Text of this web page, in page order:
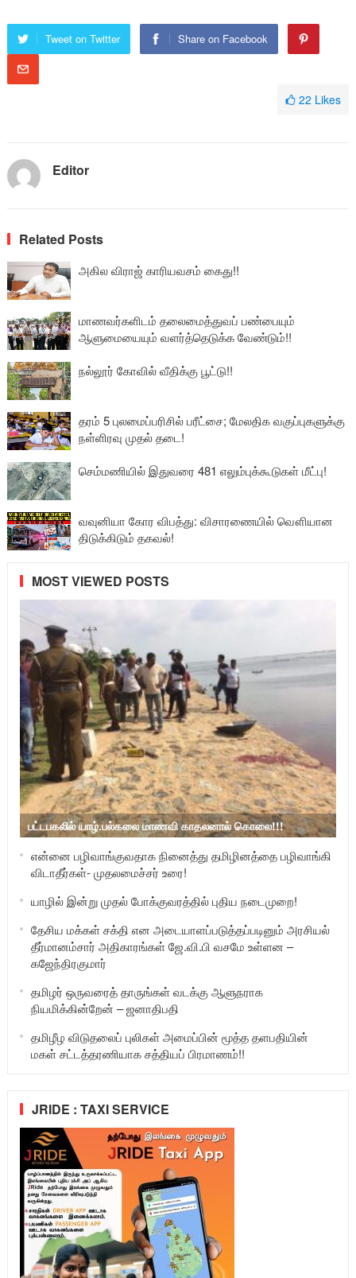
Tweet on Twitter Share on Facebook
22 Likes
Editor
Related Posts
அகில விராஜ் காரியவசம் கைது!!
மாணவர்களிடம் தலைமைத்துவப் பண்பையும்
ஆளுமையையும் வளர்த்தெடுக்க வேண்டும்!!
நல்லூர் கோவில் வீதிக்கு பூட்டு!!
தரம் 5 புலமைப்பரிசில் பரீட்சை; மேலதிக வகுப்புகளுக்கு
நள்ளிரவு முதல் தடை!
செம்மணியில் இதுவரை 481 எலும்புக்கூடுகள் மீட்பு!
வவுனியா கோர விபத்து: விசாரணையில் வௌியான
திடுக்கிடும் தகவல்!
MOST VIEWED POSTS
பட்டபகலில் யாழ்.பல்கலை மாணவி காதலனால் கொலை!!!
என்னை பழிவாங்குவதாக நினைத்து தமிழினத்தை பழிவாங்கி
விடாதீர்கள்- முதலமைச்சர் உரை!
யாழில் இன்று முதல் போக்குவரத்தில் புதிய நடைமுறை!
தேசிய மக்கள் சக்தி என அடையாளப்படுத்தப்படினும் அரசியல்
தீர்மானம்சார் அதிகாரங்கள் ஜே.வி.பி வசமே உள்ளன –
கஜேந்திரகுமார்
தமிழர் ஒருவரைத் தாருங்கள் வடக்கு ஆளுநராக
நியமிக்கின்றேன் – ஜனாதிபதி
தமிழீழ விடுதலைப் புலிகள் அமைப்பின் மூத்த தளபதியின்
மகள் சட்டத்தரணியாக சத்தியப் பிரமாணம்!!
JRIDE : TAXI SERVICE